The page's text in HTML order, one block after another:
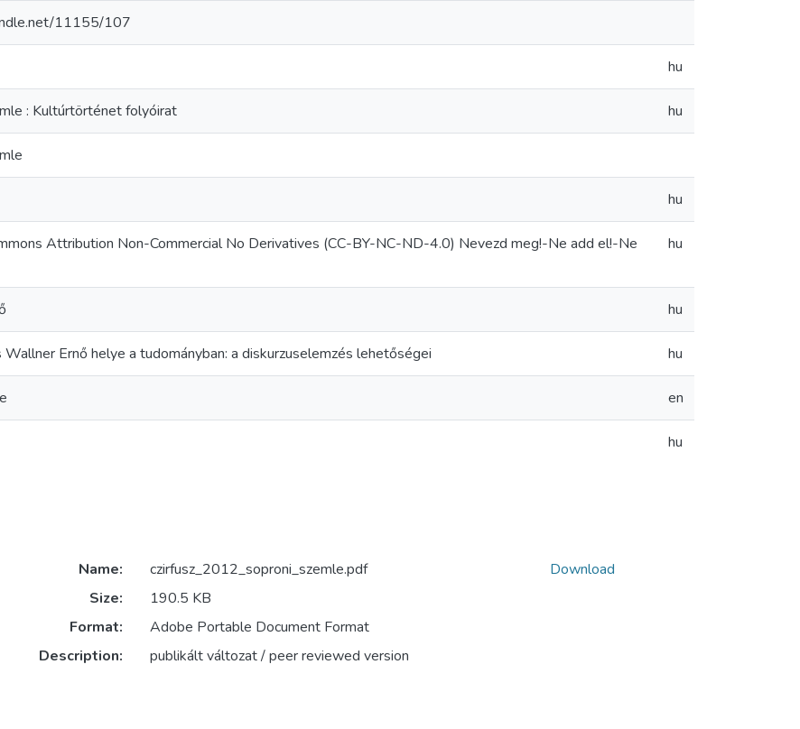
11155/107
hu
: Kultúrtörténet folyóirat hu
hu
Attribution Non-Commercial No Derivatives (CC-BY-NC-ND-4.0) Nevezd meg!-Ne add el!-Ne
hu
hu
Ernő helye a tudományban: a diskurzuselemzés lehetőségei hu
en
hu
Name:
czirfusz_2012_soproni_szemle.pdf
Size:
190.5 KB
Format:
Adobe Portable Document Format
Description:
publikált változat / peer reviewed version
Download